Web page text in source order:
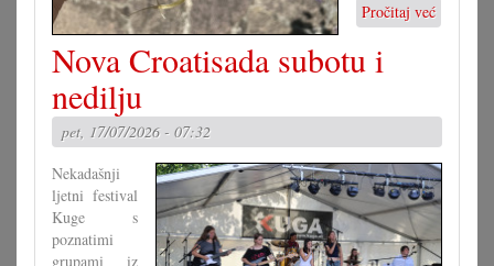
Pročitaj već
Nova Croatisada subotu i
nedilju
pet, 17/07/2026 - 07:32
Nekadašnji
ljetni festival
Kuge s
poznatimi
grupami iz